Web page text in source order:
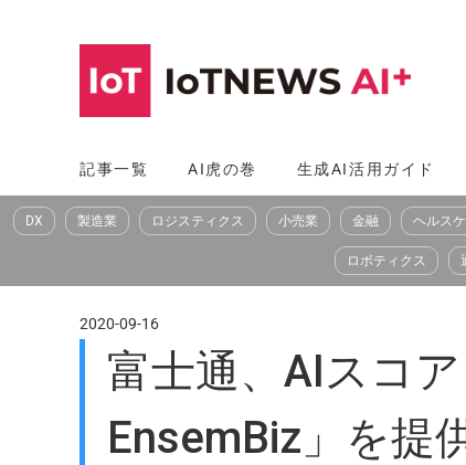
へ
ス
記事一覧 AI虎の巻 生成AI活用ガイド
DX 製造業 ロジスティクス 小売業 金融 ヘルス
ロボティクス
2020-09-16
富士通、AIスコ
EnsemBiz」を提